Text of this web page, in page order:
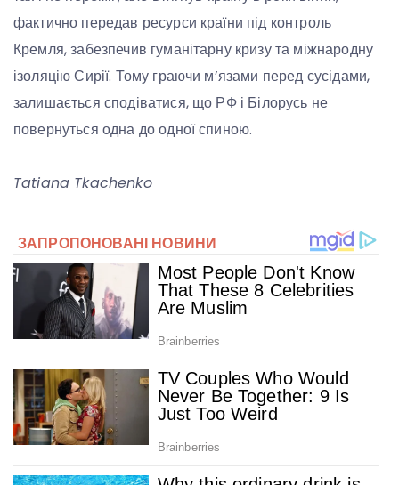
фактично передав ресурси країни під контроль
Кремля, забезпечив гуманітарну кризу та міжнародну
ізоляцію Сирії. Тому граючи м’язами перед сусідами,
залишається сподіватися, що РФ і Білорусь не
повернуться одна до одної спиною.
Tatiana Tkachenko